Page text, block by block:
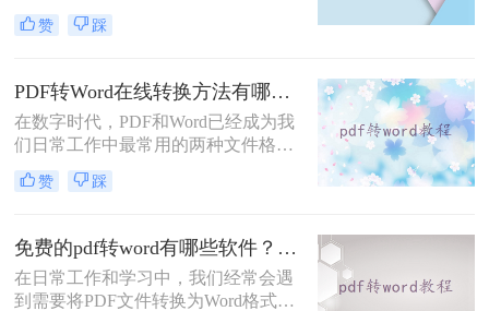
非常方便的工具。转转大师是一个在
线PDF转Word的工具，它可以帮助您
Word文件。那么pdf转word在线转换
怎么操作呢？在本文中，我们将详细
介绍如何使用转转大师进行PDF转
Word操作。
赞 踩
PDF转Word在线转换方法有哪些？分享四种简单高效的工具！
在数字时代，PDF和Word已经成为我
们日常工作中最常用的两种文件格
式。然而，有时我们需要将PDF文件
转换为Word格式，以便更好地编辑、
介绍四种简单高效的PDF转Word在线
转换方法，帮助您轻松完成文件格式
的转换。
赞 踩
免费的pdf转word有哪些软件？3款实用软件推荐！
在日常工作和学习中，我们经常会遇
到需要将PDF文件转换为Word格式的